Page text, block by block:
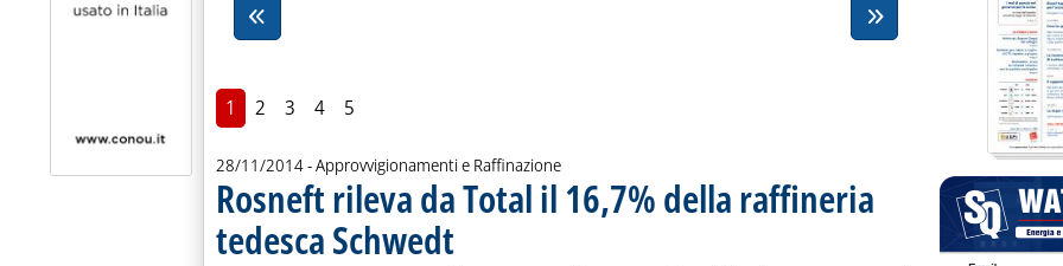
1 2 3 4 5
28/11/2014- Approvvigionamenti e Raffinazione
Rosneft rileva da Total il 16,7% della raffineria
tedesca Schwedt